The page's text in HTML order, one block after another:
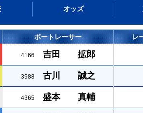
オッズ
ボートレーサー レ
4166 吉田 拡郎
3988 古川 誠之
4365 盛本 真輔